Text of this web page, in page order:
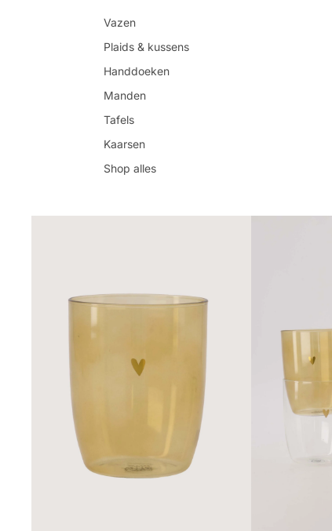
Vazen
Plaids & kussens
Handdoeken
Manden
Tafels
Kaarsen
Shop alles